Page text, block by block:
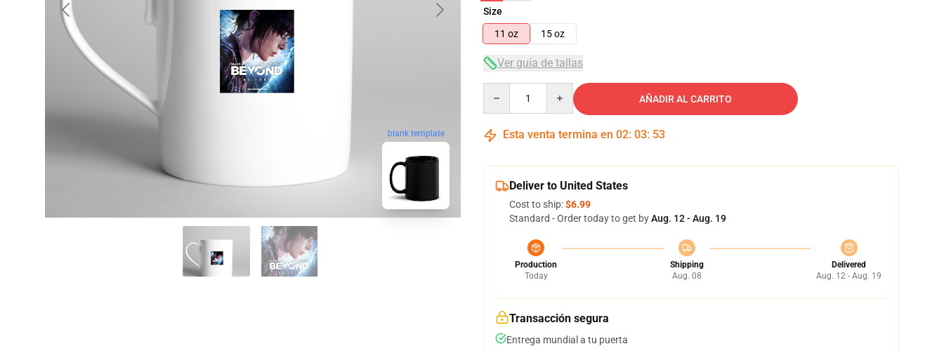
blank template
Size
11 oz
15 oz
Ver guía de tallas
AÑADIR AL CARRITO
Esta venta termina en 02: 03: 52
Deliver to United States
Cost to ship:$6.99
Standard - Order today to get byAug. 12 - Aug. 19
Production
Today
Shipping
Aug. 08
Delivered
Aug. 12 - Aug. 19
Transacción segura
Entrega mundial a tu puerta